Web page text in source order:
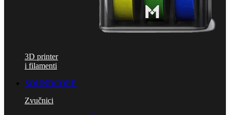
3D printer
i filamenti
SOUNDCORE
Zvučnici